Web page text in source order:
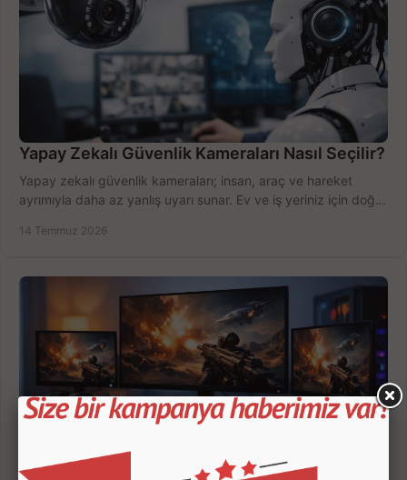
Yapay Zekalı Güvenlik Kameraları Nasıl Seçilir?
Yapay zekalı güvenlik kameraları; insan, araç ve hareket
ayrımıyla daha az yanlış uyarı sunar. Ev ve iş yeriniz için doğru
14 Temmuz 2026
Oyuncu Monitörü Kaç İnç Olmalı? Doğru Seçim